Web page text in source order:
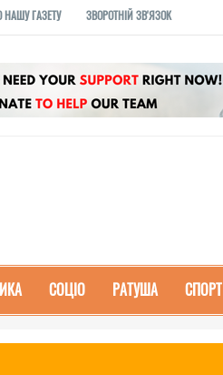
НАШУ ГАЗЕТУ ЗВОРОТНІЙ ЗВ'ЯЗОК
СОЦІО РАТУША СПОРТ